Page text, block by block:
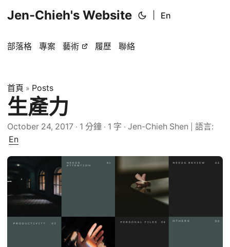
Jen-Chieh's Website En
部落格 專案 藝術 履歷 聯絡
首頁 » Posts
生產力
October 24, 2017 · 1 分鐘 · 1 字 · Jen-Chieh Shen
語言:
En